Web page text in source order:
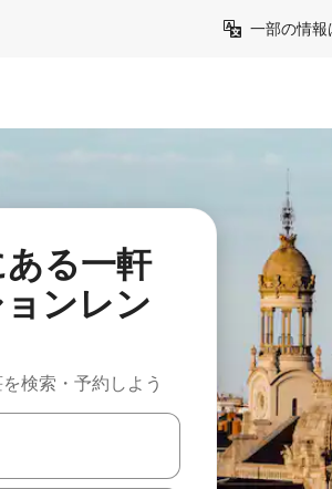
一部の情報
る一軒
ンレン
検索・予約しよう
の矢印キーを使って移動するか、画面をタ